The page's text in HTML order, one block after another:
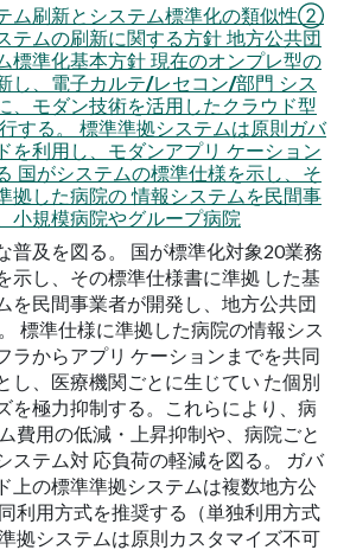
ム刷新とシステム標準化の類似性②
テムの刷新に関する方針 地方公共団
標準化基本方針 現在のオンプレ型の
し、電子カルテ/レセコン/部門 シス
、モダン技術を活用したクラウド型
する。 標準準拠システムは原則ガバ
を利用し、モダンアプリ ケーション
国がシステムの標準仕様を示し、そ
拠した病院の 情報システムを民間事
小規模病院やグループ病院
普及を図る。 国が標準化対象20業務
示し、その標準仕様書に準拠 した基
を民間事業者が開発し、地方公共団
標準仕様に準拠した病院の情報シス
ラからアプリ ケーションまでを共同
し、医療機関ごとに生じてい た個別
を極力抑制する。これらにより、病
費用の低減・上昇抑制や、病院ごと
ステム対 応負荷の軽減を図る。 ガバ
上の標準準拠システムは複数地方公
利用方式を推奨する（単独利用方式
拠システムは原則カスタマイズ不可